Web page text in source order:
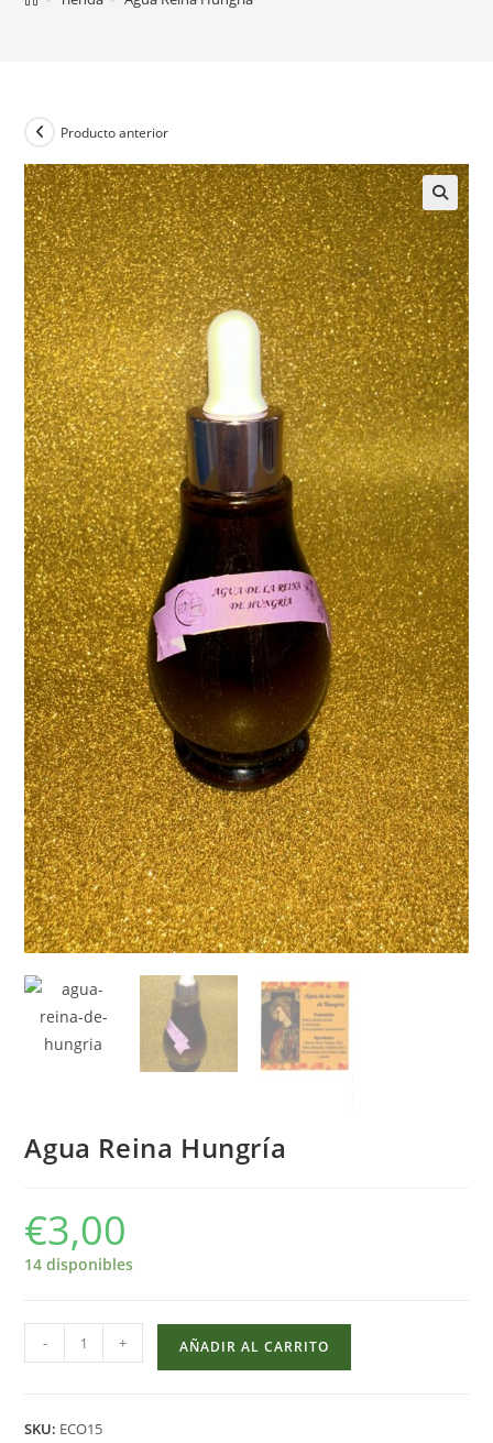
Producto anterior
🔍
Agua Reina Hungría
€3,00
14 disponibles
Reina
- + AÑADIR AL CARRITO
SKU: ECO15